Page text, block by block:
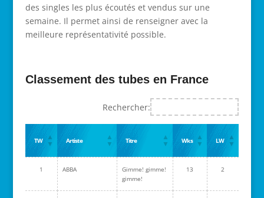
des singles les plus écoutés et vendus sur une
semaine. Il permet ainsi de renseigner avec la
meilleure représentativité possible.
Classement des tubes en France
Rechercher:
TW Artiste Titre Wks LW
1 ABBA
Gimme! gimme!
gimme!
13 2